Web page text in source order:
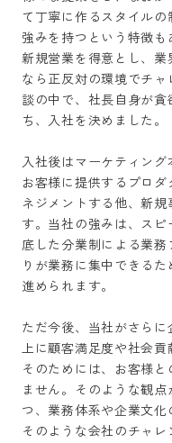
て丁寧に作るスタイル
強みを持つという特徴
新規営業を得意とし、
なら正反対の環境でチ
談の中で、社長自身が
ち、入社を決めました。
入社後はマーケティング
お客様に提供するプロ
ネジメントする他、新
す。当社の強みは、ス
底した分業制による業務
りが業務に集中できる
進められます。
ただ今後、当社がさら
上に顧客満足度や社会
そのためには、お客様
ません。そのような観
つ、業務体系や企業文化
そのような会社のチャ